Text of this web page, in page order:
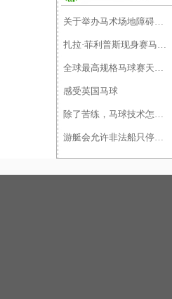
关于举办马术场地障碍项目�
扎拉·菲利普斯现身赛马日�
全球最高规格马球赛天津落�
感受英国马球
除了苦练，马球技术怎么才
游艇会允许非法船只停靠需